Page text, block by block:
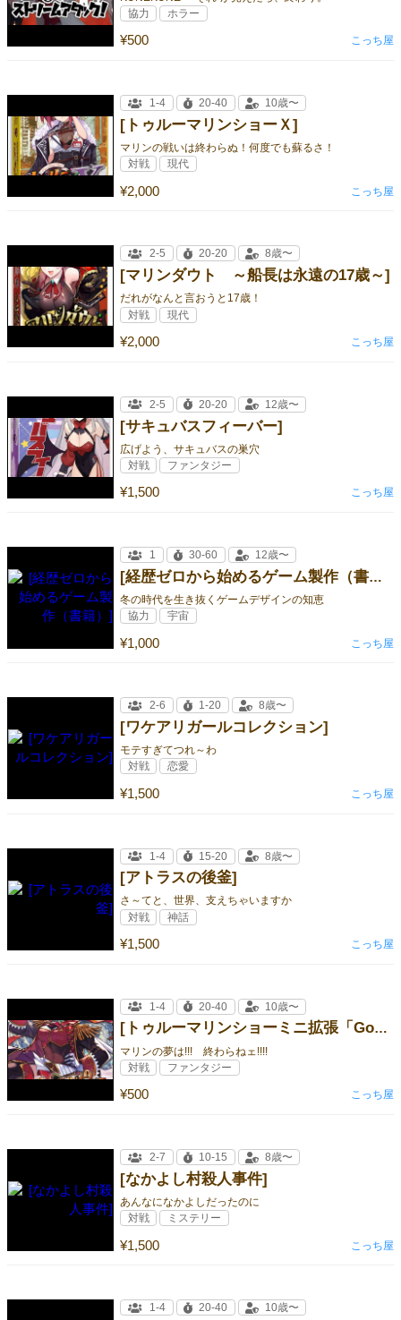
¥500
協力 ホラー
こっち屋
[トゥルーマリンショーＸ]
マリンの戦いは終わらぬ！何度でも蘇るさ！
¥2,000
1-4 20-40 10歳〜
対戦 現代
こっち屋
[マリンダウト ～船長は永遠の17歳～]
だれがなんと言おうと17歳！
¥2,000
2-5 20-20 8歳〜
対戦 現代
こっち屋
[サキュバスフィーバー]
広げよう、サキュバスの巣穴
¥1,500
2-5 20-20 12歳〜
対戦 ファンタジー
こっち屋
[経歴ゼロから始めるゲーム製作（書籍）]
冬の時代を生き抜くゲームデザインの知恵
¥1,000
1 30-60 12歳〜
協力 宇宙
こっち屋
[ワケアリガールコレクション]
モテすぎてつれ～わ
¥1,500
2-6 1-20 8歳〜
対戦 恋愛
こっち屋
[アトラスの後釜]
さ～てと、世界、支えちゃいますか
¥1,500
1-4 15-20 8歳〜
対戦 神話
こっち屋
[トゥルーマリンショーミニ拡張「GoTo5期生」]
マリンの夢は!!! 終わらねェ!!!!
¥500
1-4 20-40 10歳〜
対戦 ファンタジー
こっち屋
[なかよし村殺人事件]
あんなになかよしだったのに
¥1,500
2-7 10-15 8歳〜
対戦 ミステリー
こっち屋
1-4 20-40 10歳〜